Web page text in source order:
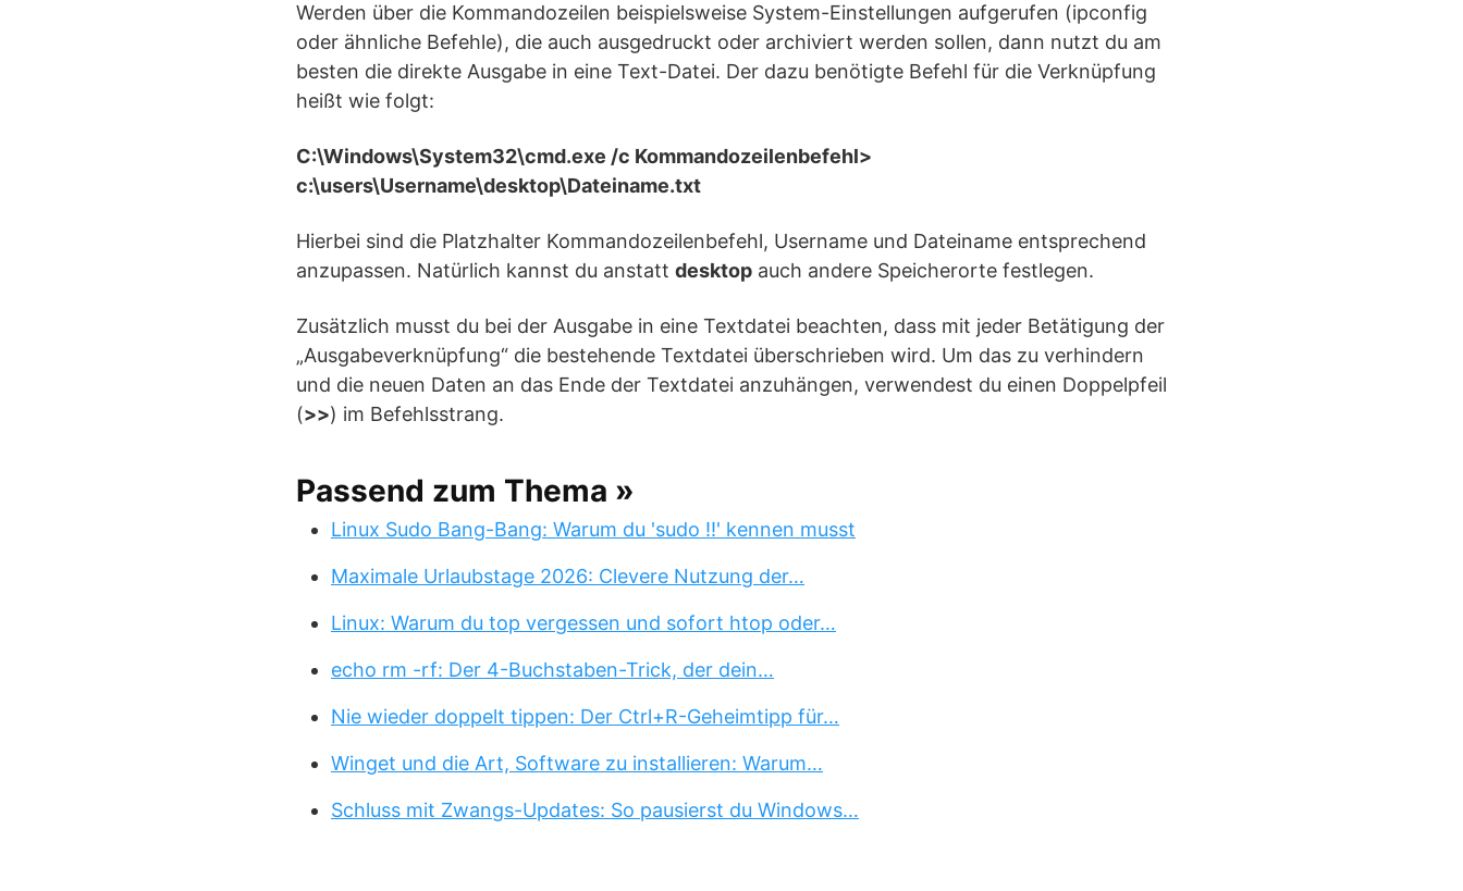
Werden über die Kommandozeilen beispielsweise System-Einstellungen aufgerufen (ipconfig
oder ähnliche Befehle), die auch ausgedruckt oder archiviert werden sollen, dann nutzt du am
besten die direkte Ausgabe in eine Text-Datei. Der dazu benötigte Befehl für die Verknüpfung
heißt wie folgt:
C:\Windows\System32\cmd.exe /c Kommandozeilenbefehl>
c:\users\Username\desktop\Dateiname.txt
Hierbei sind die Platzhalter Kommandozeilenbefehl, Username und Dateiname entsprechend
anzupassen. Natürlich kannst du anstatt desktop auch andere Speicherorte festlegen.
Zusätzlich musst du bei der Ausgabe in eine Textdatei beachten, dass mit jeder Betätigung der
„Ausgabeverknüpfung“ die bestehende Textdatei überschrieben wird. Um das zu verhindern
und die neuen Daten an das Ende der Textdatei anzuhängen, verwendest du einen Doppelpfeil
(>>) im Befehlsstrang.
Passend zum Thema »
Linux Sudo Bang-Bang: Warum du 'sudo !!' kennen musst
Maximale Urlaubstage 2026: Clevere Nutzung der…
Linux: Warum du top vergessen und sofort htop oder…
echo rm -rf: Der 4-Buchstaben-Trick, der dein…
Nie wieder doppelt tippen: Der Ctrl+R-Geheimtipp für…
Winget und die Art, Software zu installieren: Warum…
Schluss mit Zwangs-Updates: So pausierst du Windows…